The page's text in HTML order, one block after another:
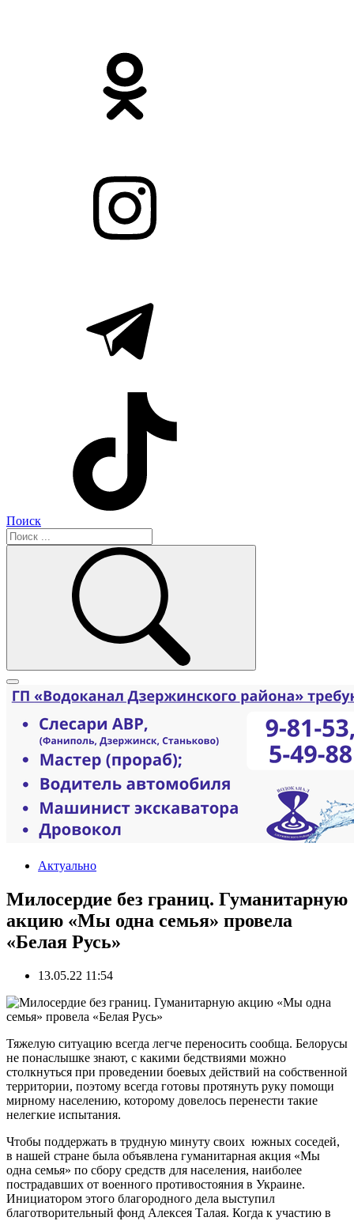
Поиск
Актуально
Милосердие без границ. Гуманитарную
акцию «Мы одна семья» провела
«Белая Русь»
13.05.22 11:54
Тяжелую ситуацию всегда легче переносить сообща. Белорусы
не понаслышке знают, с какими бедствиями можно
столкнуться при проведении боевых действий на собственной
территории, поэтому всегда готовы протянуть руку помощи
мирному населению, которому довелось перенести такие
нелегкие испытания.
Чтобы поддержать в трудную минуту своих южных соседей,
в нашей стране была объявлена гуманитарная акция «Мы
одна семья» по сбору средств для населения, наиболее
пострадавших от военного противостояния в Украине.
Инициатором этого благородного дела выступил
благотворительный фонд Алексея Талая. Когда к участию в